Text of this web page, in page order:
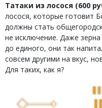
Татаки из лосося (600
лосося, которые готовит
должны стать
не исключение. Даже
до единого, они так
совсем другими на вкус,
Для таких, как я?